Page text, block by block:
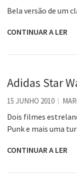
Bela versão de um
CONTINUAR A LER
Adidas Star
15 JUNHO 2010
Dois filmes
Punk e mais uma
CONTINUAR A LER